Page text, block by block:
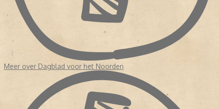
Meer over Dagblad voor het Noorden